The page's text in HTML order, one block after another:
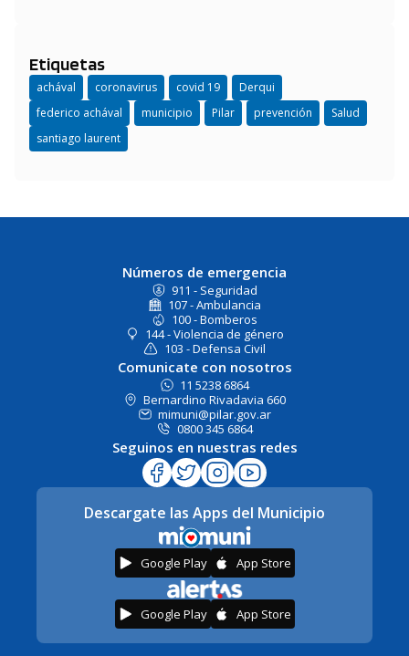
Etiquetas
achával coronavirus covid 19
Derqui
federico achával
municipio Pilar prevención
Salud
santiago laurent
Números de emergencia
911 - Seguridad
107 - Ambulancia
100 - Bomberos
144 - Violencia de género
103 - Defensa Civil
Comunicate con nosotros
11 5238 6864
Bernardino Rivadavia 660
mimuni@pilar.gov.ar
0800 345 6864
Seguinos en nuestras redes
Descargate las Apps del Municipio
Google Play App Store
Google Play App Store